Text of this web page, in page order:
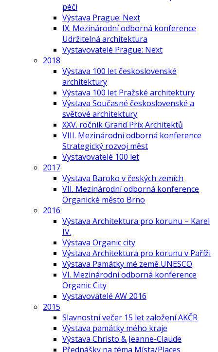
péči
Výstava Prague: Next
IX. Mezinárodní odborná konference
Udržitelná architektura
Vystavovatelé Prague: Next
2018
Výstava 100 let československé
architektury
Výstava 100 let Pražské architektury
Výstava Současné československé a
světové architektury
XXV. ročník Grand Prix Architektů
VIII. Mezinárodní odborná konference
Strategický rozvoj měst
Vystavovatelé 100 let
2017
Výstava Baroko v českých zemích
VII. Mezinárodní odborná konference
Organické město Brno
2016
Výstava Architektura pro korunu – Karel
IV.
Výstava Organic city
Výstava Architektura pro korunu v Paříži
Výstava Památky mé země UNESCO
VI. Mezinárodní odborná konference
Organic City
Vystavovatelé AW 2016
2015
Slavnostní večer 15 let založení AKČR
Výstava památky mého kraje
Výstava Christo & Jeanne-Claude
Přednášky na téma Místa/Places